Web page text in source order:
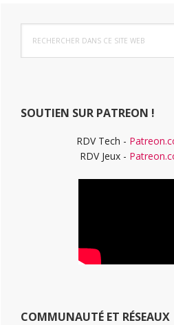
Barre
latérale
dans
ce
SOUTIEN SUR PATREON !
RDV Tech -
RDV Jeux -
COMMUNAUTÉ ET RÉSEAUX